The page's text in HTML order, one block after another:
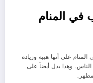
المنام
على أنها هيبة وزيادة
الناس. وهذا يدل أيضاً على